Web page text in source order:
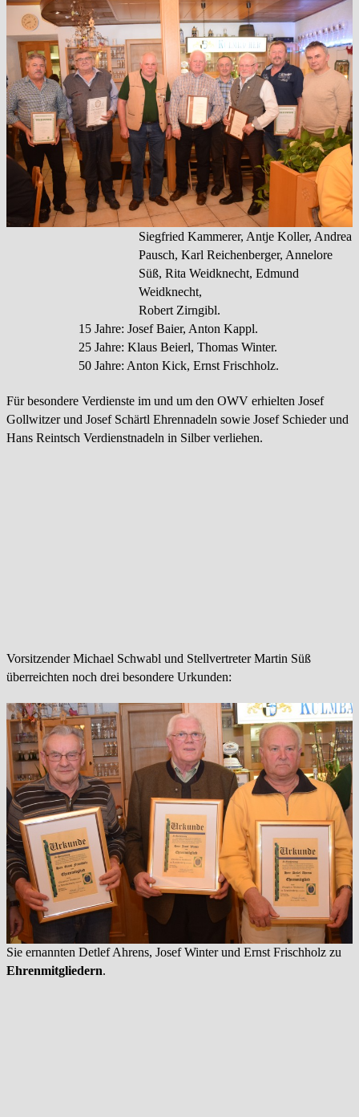
Siegfried Kammerer, Antje Koller, Andrea
Pausch, Karl Reichenberger, Annelore
Süß, Rita Weidknecht, Edmund
Weidknecht,
Robert Zirngibl.
15 Jahre: Josef Baier, Anton Kappl.
25 Jahre: Klaus Beierl, Thomas Winter.
50 Jahre: Anton Kick, Ernst Frischholz.
Für besondere Verdienste im und um den OWV erhielten Josef
Gollwitzer und Josef Schärtl Ehrennadeln sowie Josef Schieder und
Hans Reintsch Verdienstnadeln in Silber verliehen.
VorsitzenderMichael Schwabl und Stellvertreter Martin Süß
überreichten noch drei besondere Urkunden:
Sie ernannten Detlef Ahrens, Josef Winter und Ernst Frischholz zu
Ehrenmitgliedern.